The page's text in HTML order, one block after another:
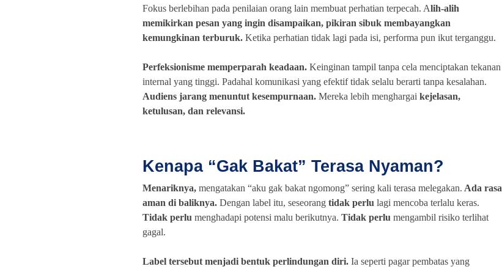
Fokus berlebihan pada penilaian orang lain membuat perhatian terpecah. Alih-alih
memikirkan pesan yang ingin disampaikan, pikiran sibuk membayangkan
kemungkinan terburuk. Ketika perhatian tidak lagi pada isi, performa pun ikut terganggu.
Perfeksionisme memperparah keadaan. Keinginan tampil tanpa cela menciptakan tekanan
internal yang tinggi. Padahal komunikasi yang efektif tidak selalu berarti tanpa kesalahan.
Audiens jarang menuntut kesempurnaan. Mereka lebih menghargai kejelasan,
ketulusan, dan relevansi.
Kenapa “Gak Bakat” Terasa Nyaman?
Menariknya, mengatakan “aku gak bakat ngomong” sering kali terasa melegakan. Ada rasa
aman di baliknya. Dengan label itu, seseorang tidak perlu lagi mencoba terlalu keras.
Tidak perlu menghadapi potensi malu berikutnya. Tidak perlu mengambil risiko terlihat
gagal.
Label tersebut menjadi bentuk perlindungan diri. Ia seperti pagar pembatas yang